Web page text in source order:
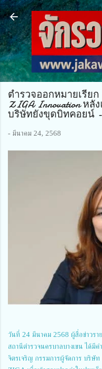
ข้ามไ
ตำรวจออกหมายเรีย
ZIGA Innovation หลั
บริษัทยังขุดบิทคอยน์ -
- มีนาคม 24, 2568
วันที่ 24 มีนาคม 2568 ผู้สื่อข่าวรา
สถานีตำรวจนครบาลบางเขน ได้มี
จิตรเจริญ กรรมการผู้จัดการ บริษั